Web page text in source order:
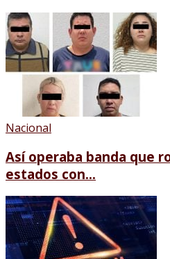
Nacional
Así operaba banda que
estados con...